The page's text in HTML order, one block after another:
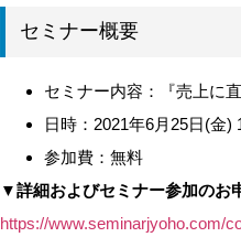
セミナー概要
セミナー内容：『売上に
日時：2021年6月25日(金)
参加費：無料
▼詳細およびセミナー参加のお
https://www.seminarjyoho.com/